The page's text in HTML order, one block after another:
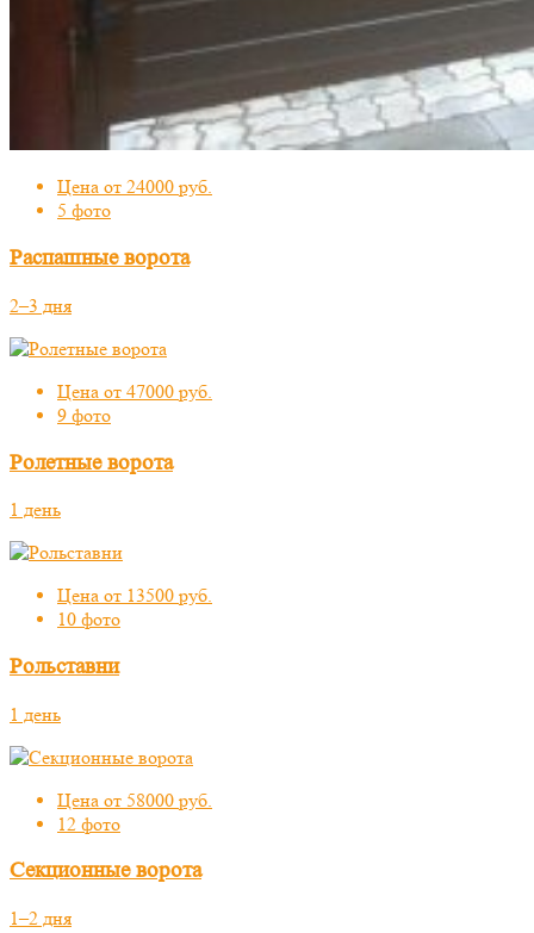
Цена от 24000 руб.
5 фото
Распашные ворота
2–3 дня
Цена от 47000 руб.
9 фото
Ролетные ворота
1 день
Цена от 13500 руб.
10 фото
Рольставни
1 день
Цена от 58000 руб.
12 фото
Секционные ворота
1–2 дня